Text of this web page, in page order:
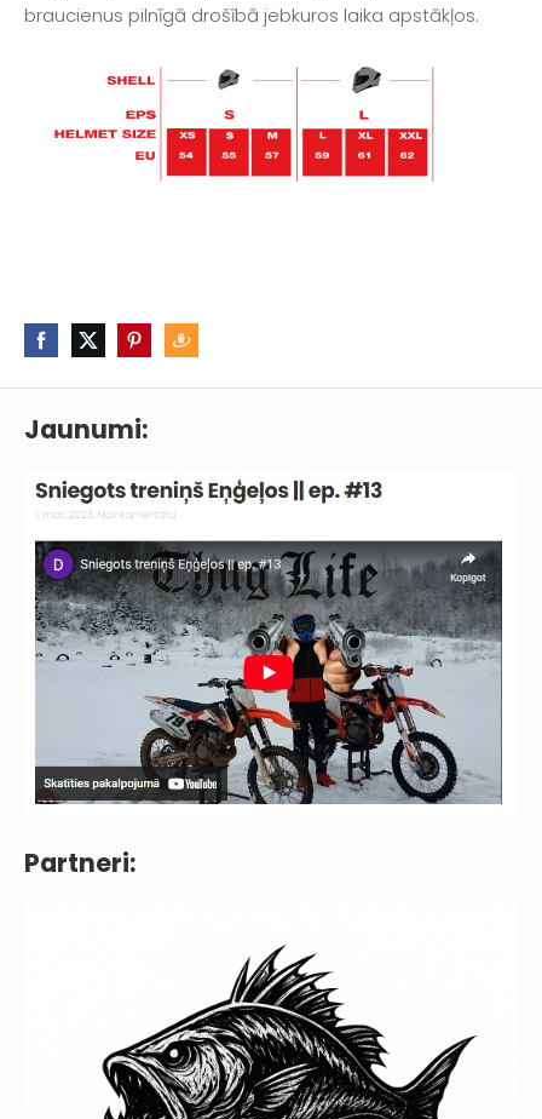
Jaunumi:
Partneri:
braucienus pilnīgā drošībā jebkuros laika apstākļos.